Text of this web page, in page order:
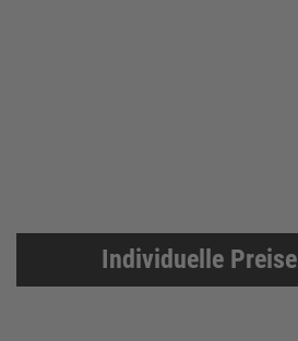
Individuelle Preise